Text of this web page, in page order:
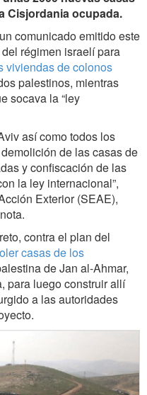
Cisjordania ocupada.
comunicado emitido este
régimen israelí para
viviendas de colonos
palestinos, mientras
socava la “ley
así como todos los
de las casas de
y confiscación de las
la ley internacional”,
Exterior (SEAE),
contra el plan del
casas de los
de Jan al-Ahmar,
para luego construir allí
a las autoridades